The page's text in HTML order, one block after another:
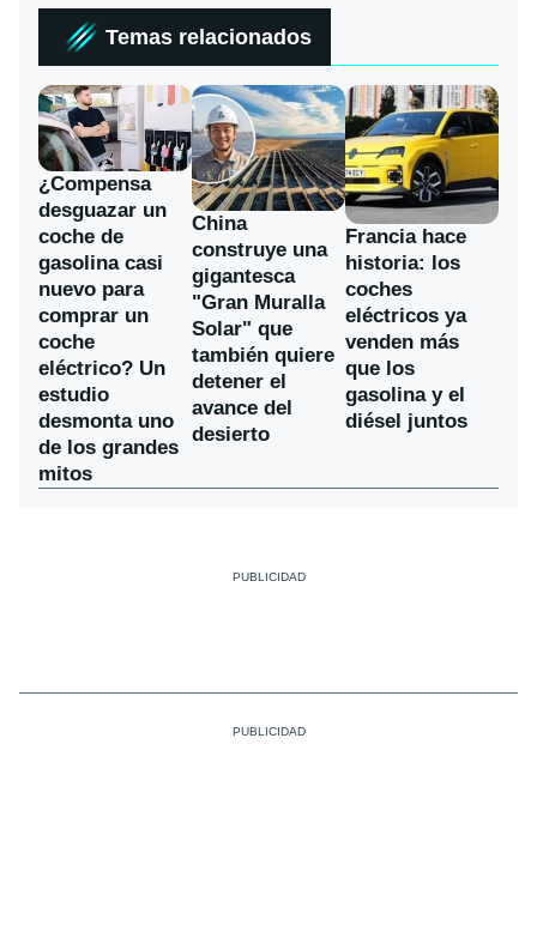
Temas relacionados
¿Compensa
desguazar un
coche de
gasolina casi
nuevo para
comprar un
coche
eléctrico? Un
estudio
desmonta uno
de los grandes
mitos
China
construye una
gigantesca
"Gran Muralla
Solar" que
también quiere
detener el
avance del
desierto
Francia hace
historia: los
coches
eléctricos ya
venden más
que los
gasolina y el
diésel juntos